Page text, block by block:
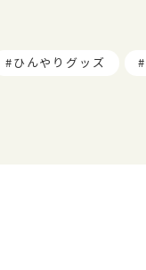
ひんやりグッズ